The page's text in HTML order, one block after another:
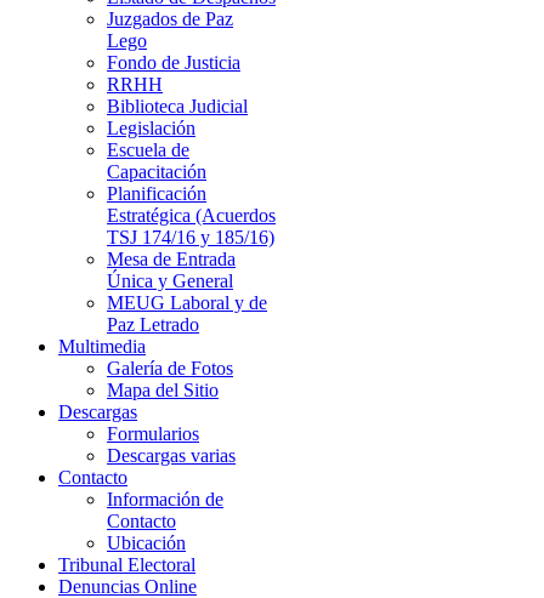
Juzgados de Paz
Lego
Fondo de Justicia
RRHH
Biblioteca Judicial
Legislación
Escuela de
Capacitación
Planificación
Estratégica (Acuerdos
TSJ 174/16 y 185/16)
Mesa de Entrada
Única y General
MEUG Laboral y de
Paz Letrado
Multimedia
Galería de Fotos
Mapa del Sitio
Descargas
Formularios
Descargas varias
Contacto
Información de
Contacto
Ubicación
Tribunal Electoral
Denuncias Online